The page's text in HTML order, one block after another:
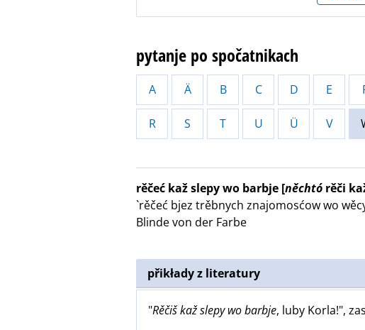
pytanje po spočatnikach
A Ä B C D E
R S T U Ü V
rěčeć kaž slepy wo barbje [něchtó rěči
`rěčeć bjez trěbnych znajomosćow wo
Blinde von der Farbe
přikłady z literatury
"Rěčiš kaž slepy wo barbje, luby Korla!",